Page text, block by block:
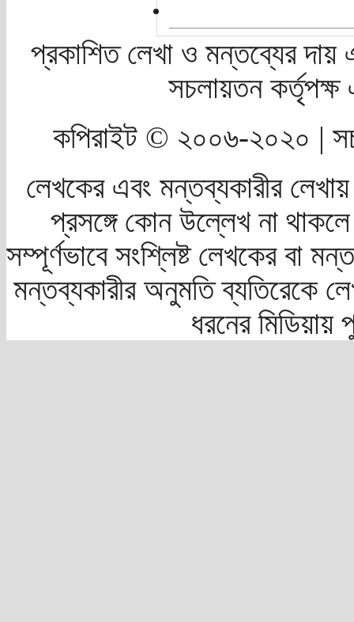
প্রকাশিত লেখা ও মন্তব্যের দায়
সচলায়তন
কপিরাইট © ২০০৬-২০২০ |
লেখকের এবং মন্তব্যকারীর
প্রসঙ্গে কোন উল্লেখ না
সম্পূর্ণভাবে সংশ্লিষ্ট লেখকের বা
মন্তব্যকারীর অনুমতি ব্যতিরেকে
ধরনের মিডিয়ায়